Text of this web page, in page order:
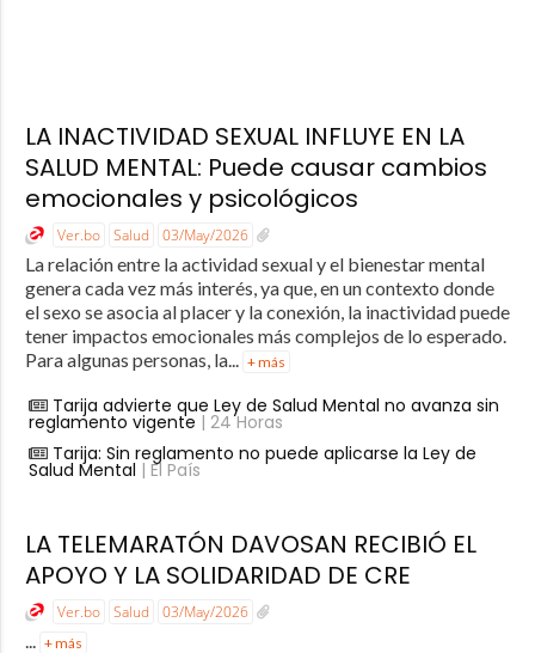
LA INACTIVIDAD SEXUAL INFLUYE EN LA
SALUD MENTAL: Puede causar cambios
emocionales y psicológicos
Ver.bo Salud 03/May/2026
La relación entre la actividad sexual y el bienestar mental
genera cada vez más interés, ya que, en un contexto donde
el sexo se asocia al placer y la conexión, la inactividad puede
tener impactos emocionales más complejos de lo esperado.
Para algunas personas, la...
+ más
Tarija advierte que Ley de Salud Mental no avanza sin
reglamento vigente | 24 Horas
Tarija: Sin reglamento no puede aplicarse la Ley de
Salud Mental | El País
LA TELEMARATÓN DAVOSAN RECIBIÓ EL
APOYO Y LA SOLIDARIDAD DE CRE
Ver.bo Salud 03/May/2026
+ más